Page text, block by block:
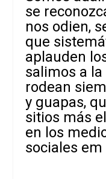
se
nos odien,
que
aplauden
salimos a
rodean
y guapas,
sitios más
en los
sociales